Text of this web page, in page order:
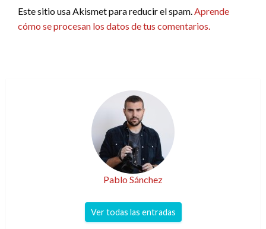
Este sitio usa Akismet para reducir el spam.Aprende
cómo se procesan los datos de tus comentarios.
Pablo Sánchez
Ver todas las entradas